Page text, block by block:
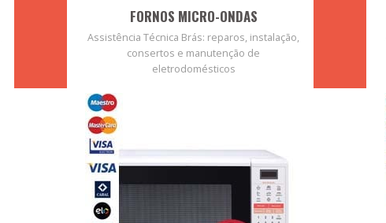
FORNOS MICRO-ONDAS
Assistência Técnica Brás: reparos, instalação,
consertos e manutenção de
eletrodomésticos